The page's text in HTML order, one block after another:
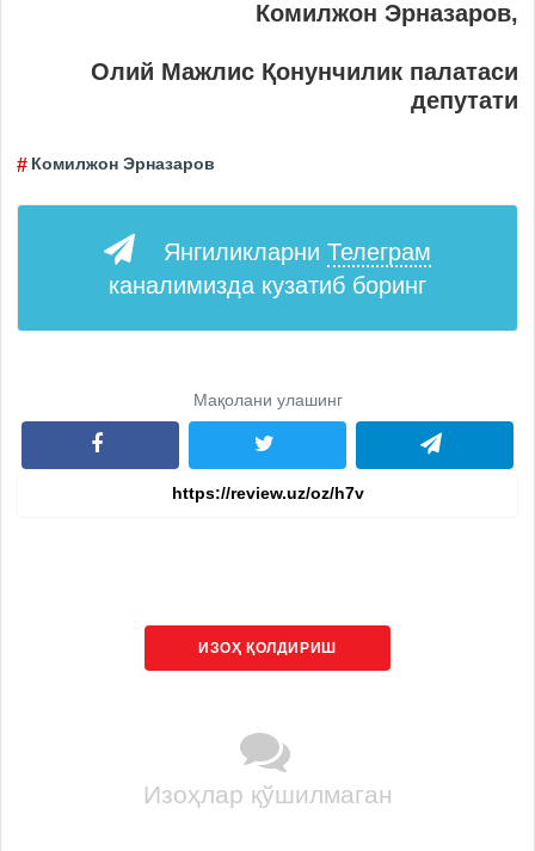
Комилжон Эрназаров,
Олий Мажлис Қонунчилик палатаси
депутати
Комилжон Эрназаров
Янгиликларни Телеграм
каналимизда кузатиб боринг
Мақолани улашинг
ИЗОҲ ҚОЛДИРИШ
Изоҳлар қўшилмаган